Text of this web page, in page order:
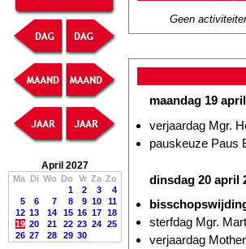
April 2027
Ma Di Wo Do Vr Za Zo
1
2 3
4
5
6 7 8 9 10
11
12 13 14 15 16 17 18
19 20 21 22 23 24 25
26 27 28 29 30
Geen
maandag 19
verjaardag Mgr.
pauskeuze Paus
dinsdag 20 april
sterfdag Mgr.
verjaardag